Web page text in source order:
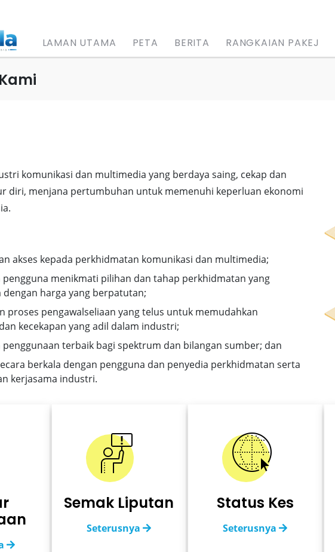
LAMAN UTAMA PETA BERITA RANGKAIAN PAKEJ
komunikasi dan multimedia yang berdaya saing, cekap dan
diri, menjana pertumbuhan untuk memenuhi keperluan ekonomi
akses kepada perkhidmatan komunikasi dan multimedia;
pengguna menikmati pilihan dan tahap perkhidmatan yang
dengan harga yang berpatutan;
proses pengawalseliaan yang telus untuk memudahkan
kecekapan yang adil dalam industri;
penggunaan terbaik bagi spektrum dan bilangan sumber; dan
berkala dengan pengguna dan penyedia perkhidmatan serta
kerjasama industri.
Semak Liputan
Seterusnya
Status Kes
Seterusnya